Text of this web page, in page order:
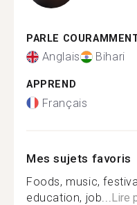
PARLE
Anglais Bihari
APPREND
Français
Mes sujets favoris
Foods, music,
education, job... Lire